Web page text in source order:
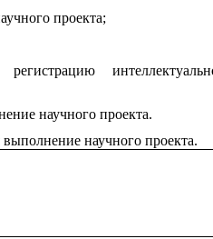
проекта;
научного проекта.
выполнение научного проекта.